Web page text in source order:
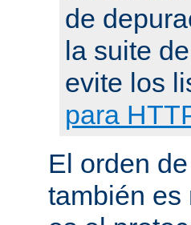
de
la suite
evite los
para
El orden
también es